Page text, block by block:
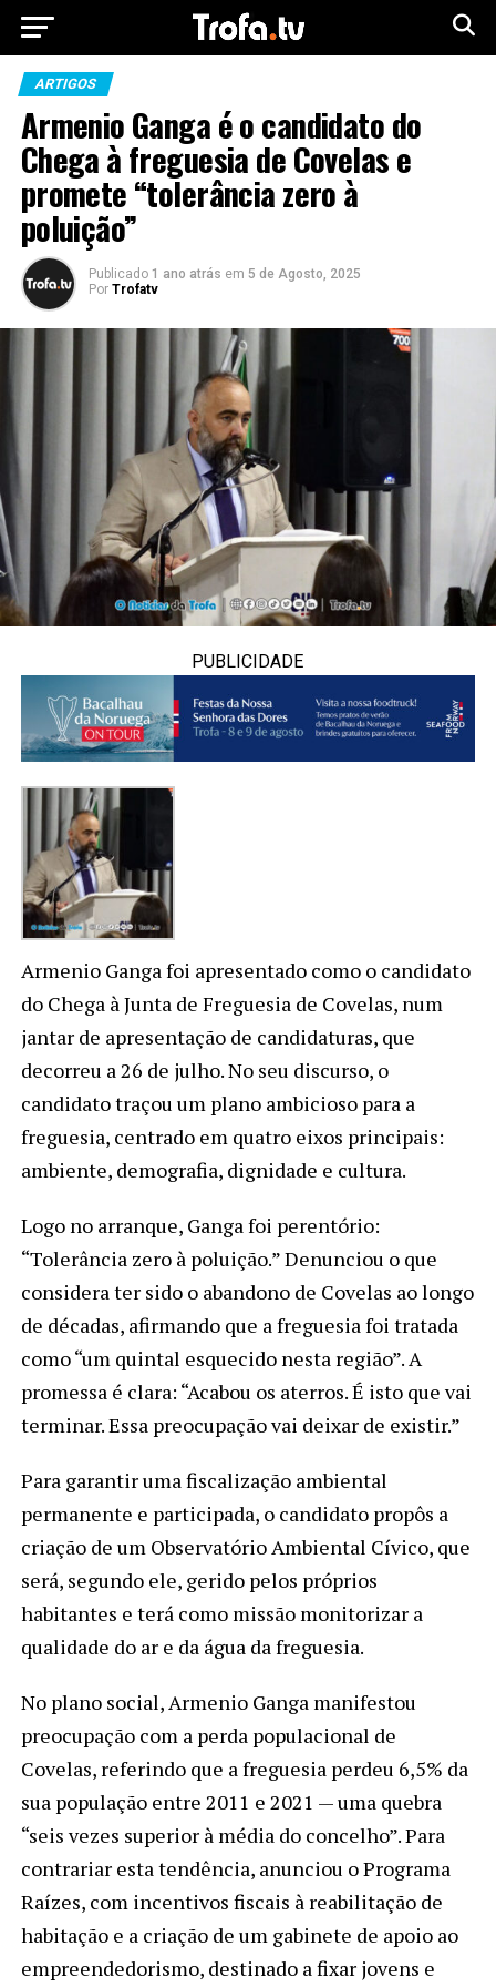
ARTIGOS
Armenio Ganga é o candidato do
Chega à freguesia de Covelas e
promete “tolerância zero à
poluição”
Publicado 1 ano atrás em 5 de Agosto, 2025
Por Trofatv
PUBLICIDADE
Armenio Ganga foi apresentado como o candidato
do Chega à Junta de Freguesia de Covelas, num
jantar de apresentação de candidaturas, que
decorreu a 26 de julho. No seu discurso, o
candidato traçou um plano ambicioso para a
freguesia, centrado em quatro eixos principais:
ambiente, demografia, dignidade e cultura.
Logo no arranque, Ganga foi perentório:
“Tolerância zero à poluição.” Denunciou o que
considera ter sido o abandono de Covelas ao longo
de décadas, afirmando que a freguesia foi tratada
como “um quintal esquecido nesta região”. A
promessa é clara: “Acabou os aterros. É isto que vai
terminar. Essa preocupação vai deixar de existir.”
Para garantir uma fiscalização ambiental
permanente e participada, o candidato propôs a
criação de um Observatório Ambiental Cívico, que
será, segundo ele, gerido pelos próprios
habitantes e terá como missão monitorizar a
qualidade do ar e da água da freguesia.
No plano social, Armenio Ganga manifestou
preocupação com a perda populacional de
Covelas, referindo que a freguesia perdeu 6,5% da
sua população entre 2011 e 2021 — uma quebra
“seis vezes superior à média do concelho”. Para
contrariar esta tendência, anunciou o Programa
Raízes, com incentivos fiscais à reabilitação de
habitação e a criação de um gabinete de apoio ao
empreendedorismo, destinado a fixar jovens e